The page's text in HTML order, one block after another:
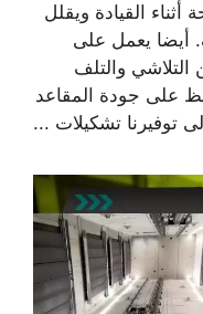
أثناء القيادة ويقلل
أيضا يعمل على
التلاشي والتلف
على جودة المقاعد
توفيرنا تشكيلات ...